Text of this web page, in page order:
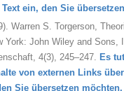
ein, den Sie
Warren S. Torgerson,
York: John Wiley and Sons,
4(3), 245–247. Es
von externen Links
Sie übersetzen